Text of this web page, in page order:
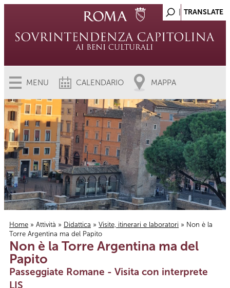
MENU CALENDARIO MAPPA
Tu sei qui
Home » Attività » Didattica » Visite, itinerari e laboratori » Non è la
Torre Argentina ma del Papito
Non è la Torre Argentina ma del
Papito
Passeggiate Romane - Visita con interprete
LIS